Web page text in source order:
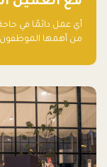
أي عمل دائمًا في
من أهمها
أساسه ذلك العمل.